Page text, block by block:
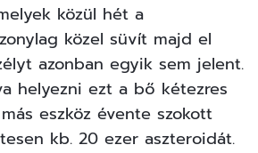
közül hét a
közel süvít majd el
azonban egyik sem jelent.
helyezni ezt a bő kétezres
eszköz évente szokott
kb. 20 ezer aszteroidát.